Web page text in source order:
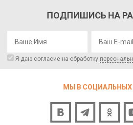
ПОДПИШИСЬ НА
Я даю согласие на обработку
МЫ В СОЦИАЛЬНЫХ